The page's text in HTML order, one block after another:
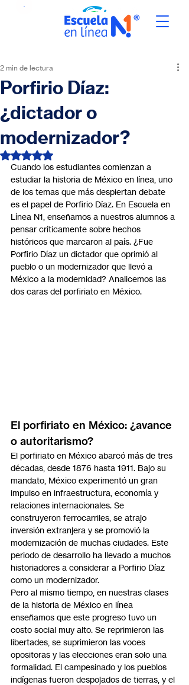
Porfirio Díaz:
¿dictador o
modernizador?
2 min de lectura
Obtuvo NaN de 5 estrellas.
Cuando los estudiantes comienzan a
estudiar la historia de México en línea, uno
de los temas que más despiertan debate
es el papel de Porfirio Díaz. En Escuela en
Línea N1, enseñamos a nuestros alumnos a
pensar críticamente sobre hechos
históricos que marcaron al país. ¿Fue
Porfirio Díaz un dictador que oprimió al
pueblo o un modernizador que llevó a
México a la modernidad? Analicemos las
dos caras del porfiriato en México.
El porfiriato en México: ¿avance
o autoritarismo?
El porfiriato en México abarcó más de tres
décadas, desde 1876 hasta 1911. Bajo su
mandato, México experimentó un gran
impulso en infraestructura, economía y
relaciones internacionales. Se
construyeron ferrocarriles, se atrajo
inversión extranjera y se promovió la
modernización de muchas ciudades. Este
periodo de desarrollo ha llevado a muchos
historiadores a considerar a Porfirio Díaz
como un modernizador.
Pero al mismo tiempo, en nuestras clases
de la historia de México en línea
enseñamos que este progreso tuvo un
costo social muy alto. Se reprimieron las
libertades, se suprimieron las voces
opositoras y las elecciones eran solo una
formalidad. El campesinado y los pueblos
indígenas fueron despojados de tierras, y el